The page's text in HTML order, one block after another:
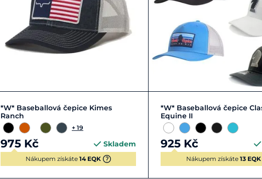
Zobrazit detail
*W* Baseballová čepice Kimes
Ranch
+ 19
975 Kč Skladem
Nákupem získáte 14 EQK
Zobrazit detail
*W* Baseballová čepice
Equine II
925 Kč
Nákupem získáte 13 EQK